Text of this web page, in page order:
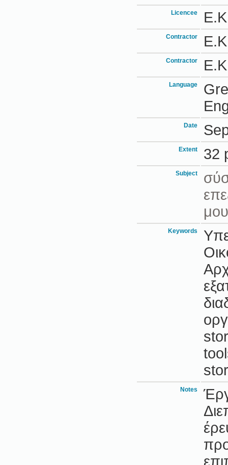
Licencee
Contractor
Contractor
Language
Date
Extent 32
Subject
Keywords
Notes